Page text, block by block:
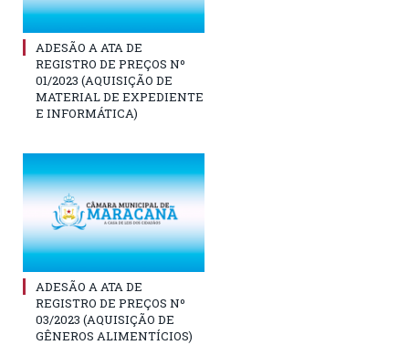
ADESÃO A ATA DE
REGISTRO DE PREÇOS Nº
01/2023 (AQUISIÇÃO DE
MATERIAL DE EXPEDIENTE
E INFORMÁTICA)
ADESÃO A ATA DE
REGISTRO DE PREÇOS Nº
03/2023 (AQUISIÇÃO DE
GÊNEROS ALIMENTÍCIOS)